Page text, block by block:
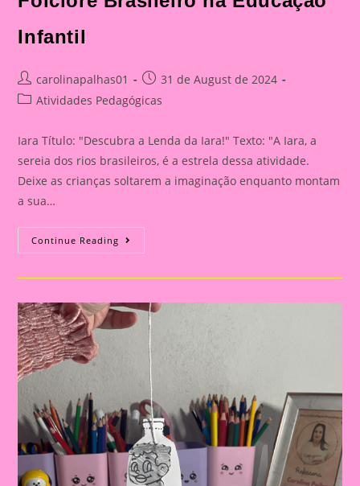
Infantil
Post
author:
carolinapalhas01
Post
published:
31 de August de 2024
PostAtividades Pedagógicas
Iara Título: "Descubra a Lenda da Iara!" Texto: "A Iara, a
sereia dos rios brasileiros, é a estrela dessa atividade.
Deixe as crianças soltarem a imaginação enquanto montam
a sua…
Continue Reading Descubra
A
Da
Os
Personagem
Do
Folclore|A
Importância
Trabalhar
Atividades
Com
Personagens
Do
Folclore
Brasileiro
Na
Educação
Infantil